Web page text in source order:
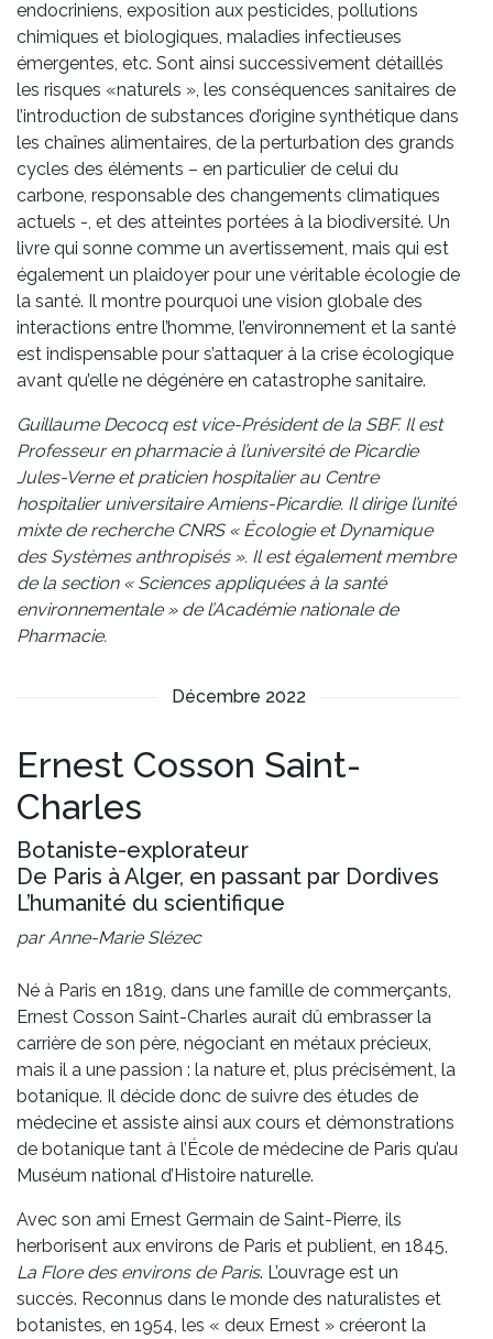
endocriniens, exposition aux pesticides, pollutions
chimiques et biologiques, maladies infectieuses
émergentes, etc. Sont ainsi successivement détaillés
les risques «naturels », les conséquences sanitaires de
l’introduction de substances d’origine synthétique dans
les chaînes alimentaires, de la perturbation des grands
cycles des éléments – en particulier de celui du
carbone, responsable des changements climatiques
actuels -, et des atteintes portées à la biodiversité. Un
livre qui sonne comme un avertissement, mais qui est
également un plaidoyer pour une véritable écologie de
la santé. Il montre pourquoi une vision globale des
interactions entre l’homme, l’environnement et la santé
est indispensable pour s’attaquer à la crise écologique
avant qu’elle ne dégénère en catastrophe sanitaire.
Guillaume Decocq est vice-Président de la SBF. Il est
Professeur en pharmacie à l’université de Picardie
Jules-Verne et praticien hospitalier au Centre
hospitalier universitaire Amiens-Picardie. Il dirige l’unité
mixte de recherche CNRS « Écologie et Dynamique
des Systèmes anthropisés ». Il est également membre
de la section « Sciences appliquées à la santé
environnementale » de l’Académie nationale de
Pharmacie.
Décembre 2022
Ernest Cosson Saint-
Charles
Botaniste-explorateur
De Paris à Alger, en passant par Dordives
L’humanité du scientifique
par Anne-Marie Slézec
Né à Paris en 1819, dans une famille de commerçants,
Ernest Cosson Saint-Charles aurait dû embrasser la
carrière de son père, négociant en métaux précieux,
mais il a une passion : la nature et, plus précisément, la
botanique. Il décide donc de suivre des études de
médecine et assiste ainsi aux cours et démonstrations
de botanique tant à l’École de médecine de Paris qu’au
Muséum national d’Histoire naturelle.
Avec son ami Ernest Germain de Saint-Pierre, ils
herborisent aux environs de Paris et publient, en 1845,
La Flore des environs de Paris. L’ouvrage est un
succès. Reconnus dans le monde des naturalistes et
botanistes, en 1954, les « deux Ernest » créeront la